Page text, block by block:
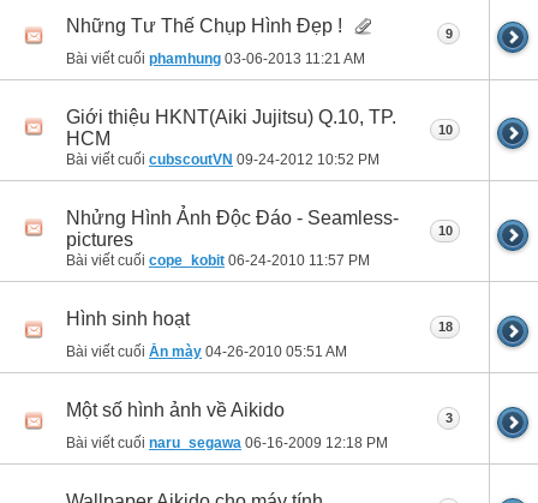
Những Tư Thế Chụp Hình Đẹp !
Bài viết cuối phamhung 03-06-2013 11:21 AM
9
Giới thiệu HKNT(Aiki Jujitsu) Q.10, TP.
HCM
Bài viết cuối cubscoutVN 09-24-2012 10:52 PM
10
Nhửng Hình Ảnh Độc Đáo - Seamless-
pictures
Bài viết cuối cope_kobit 06-24-2010 11:57 PM
10
Hình sinh hoạt
Bài viết cuối Ăn mày 04-26-2010 05:51 AM
18
Một số hình ảnh về Aikido
Bài viết cuối naru_segawa 06-16-2009 12:18 PM
3